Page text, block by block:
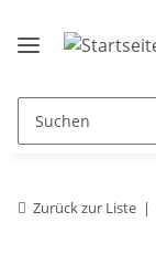
Zurück zur Liste